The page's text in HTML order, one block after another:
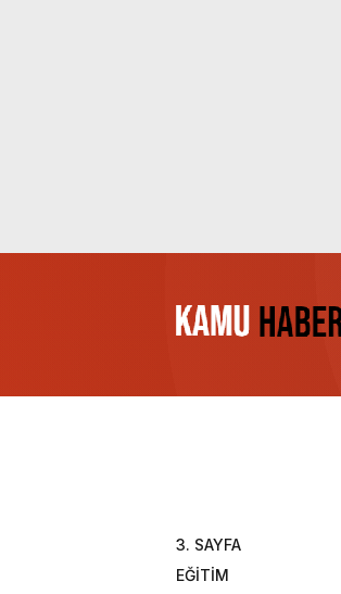
3. SAYFA
EĞİTİM